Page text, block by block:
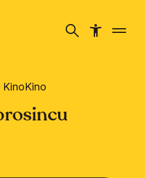
KinoKino